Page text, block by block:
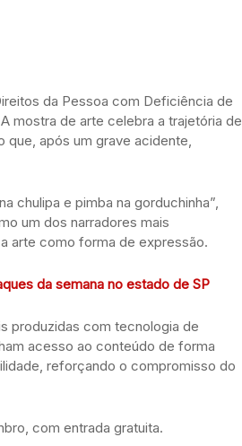
da Pessoa com Deficiência de
mostra de arte celebra a trajetória de
que, após um grave acidente,
chulipa e pimba na gorduchinha”,
um dos narradores mais
arte como forma de expressão.
da semana no estado de SP
produzidas com tecnologia de
acesso ao conteúdo de forma
reforçando o compromisso do
com entrada gratuita.